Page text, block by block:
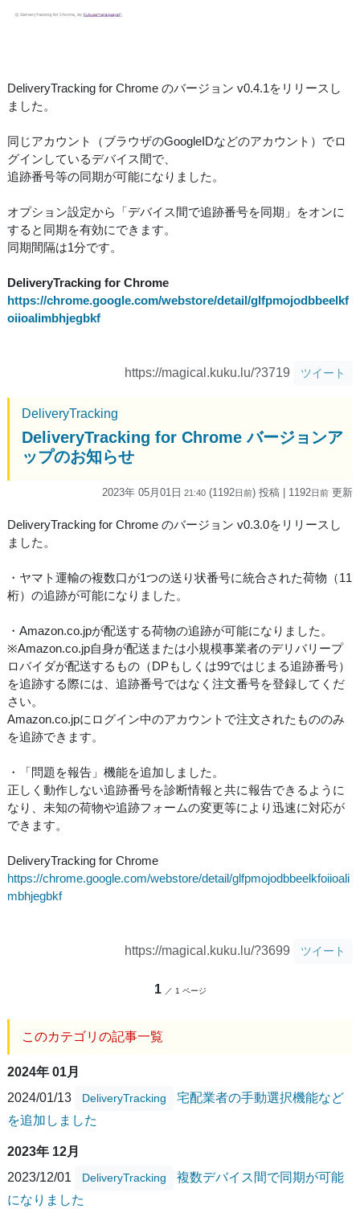
DeliveryTracking for Chrome のバージョン v0.4.1をリリースし
ました。
同じアカウント（ブラウザのGoogleIDなどのアカウント）でロ
グインしているデバイス間で、
追跡番号等の同期が可能になりました。
オプション設定から「デバイス間で追跡番号を同期」をオンに
すると同期を有効にできます。
同期間隔は1分です。
DeliveryTracking for Chrome
https://chrome.google.com/webstore/detail/glfpmojodbbeelkf
oiioalimbhjegbkf
https://magical.kuku.lu/?3719 ツイート
DeliveryTracking
DeliveryTracking for Chrome バージョンア
ップのお知らせ
2023年 05月01日 21:40 (1192日前) 投稿 | 1192日前 更新
DeliveryTracking for Chrome のバージョン v0.3.0をリリースし
ました。
・ヤマト運輸の複数口が1つの送り状番号に統合された荷物（11
桁）の追跡が可能になりました。
・Amazon.co.jpが配送する荷物の追跡が可能になりました。
※Amazon.co.jp自身が配送または小規模事業者のデリバリープ
ロバイダが配送するもの（DPもしくは99ではじまる追跡番号）
を追跡する際には、追跡番号ではなく注文番号を登録してくだ
さい。
Amazon.co.jpにログイン中のアカウントで注文されたもののみ
を追跡できます。
・「問題を報告」機能を追加しました。
正しく動作しない追跡番号を診断情報と共に報告できるように
なり、未知の荷物や追跡フォームの変更等により迅速に対応が
できます。
DeliveryTracking for Chrome
https://chrome.google.com/webstore/detail/glfpmojodbbeelkfoiioali
mbhjegbkf
https://magical.kuku.lu/?3699 ツイート
1 ／ 1 ページ
このカテゴリの記事一覧
2024年 01月
2024/01/13
DeliveryTracking
宅配業者の手動選択機能など
を追加しました
2023年 12月
2023/12/01
DeliveryTracking
複数デバイス間で同期が可能
になりました